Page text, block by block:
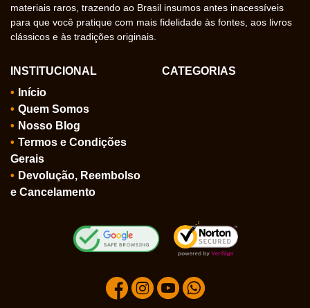
materiais raros, trazendo ao Brasil insumos antes inacessíveis
para que você pratique com mais fidelidade às fontes, aos livros
clássicos e às tradições originais.
INSTITUCIONAL
Início
Quem Somos
Nosso Blog
Termos e Condições
Gerais
Devolução, Reembolso
e Cancelamento
CATEGORIAS